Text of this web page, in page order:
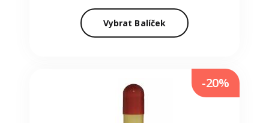
Vybrat Balíček
-20%